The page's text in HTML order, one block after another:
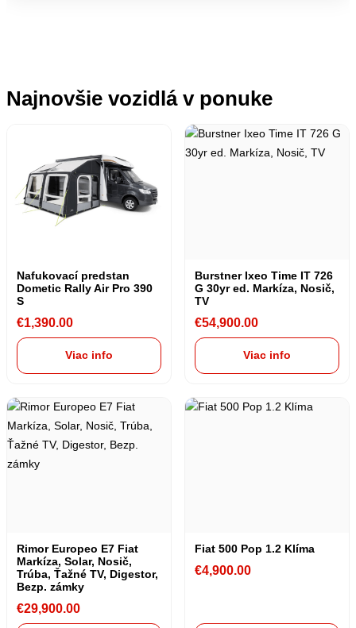
Najnovšie vozidlá v ponuke
Nafukovací predstan
Dometic Rally Air Pro 390
S
€1,390.00
Viac info
Burstner Ixeo Time IT 726
G 30yr ed. Markíza, Nosič,
TV
€54,900.00
Viac info
Rimor Europeo E7 Fiat
Markíza, Solar, Nosič,
Trúba, Ťažné TV, Digestor,
Bezp. zámky
€29,900.00
Fiat 500 Pop 1.2 Klíma
€4,900.00